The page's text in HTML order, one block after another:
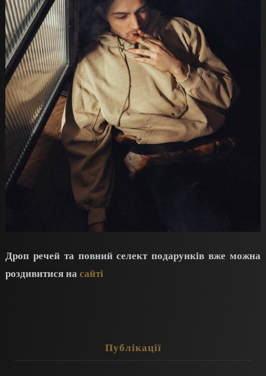
Дроп речей та повний селект подарунків вже можна
роздивитися на сайті
Публікації